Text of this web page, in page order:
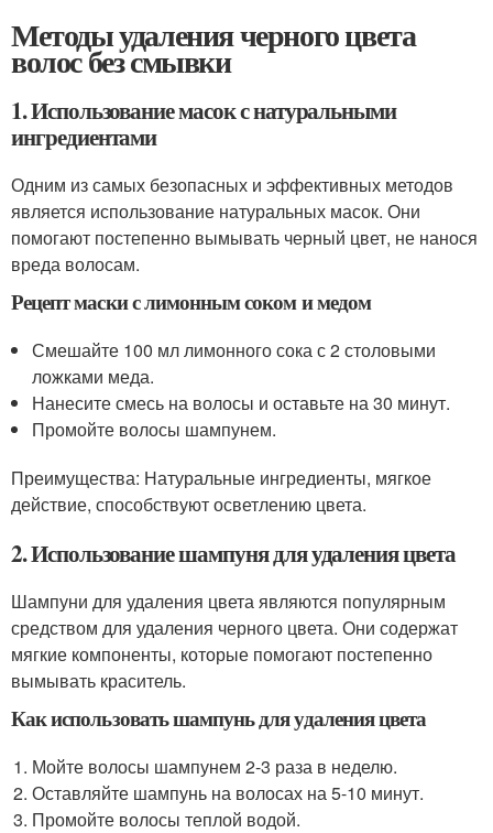
Методы удаления черного цвета
волос без смывки
1. Использование масок с натуральными
ингредиентами
Одним из самых безопасных и эффективных методов
является использование натуральных масок. Они
помогают постепенно вымывать черный цвет, не нанося
вреда волосам.
Рецепт маски с лимонным соком и медом
Смешайте 100 мл лимонного сока с 2 столовыми
ложками меда.
Нанесите смесь на волосы и оставьте на 30 минут.
Промойте волосы шампунем.
Преимущества: Натуральные ингредиенты, мягкое
действие, способствуют осветлению цвета.
2. Использование шампуня для удаления цвета
Шампуни для удаления цвета являются популярным
средством для удаления черного цвета. Они содержат
мягкие компоненты, которые помогают постепенно
вымывать краситель.
Как использовать шампунь для удаления цвета
Мойте волосы шампунем 2-3 раза в неделю.
Оставляйте шампунь на волосах на 5-10 минут.
Промойте волосы теплой водой.